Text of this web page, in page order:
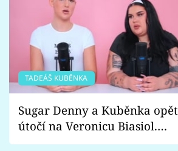
TADEÁŠ KUBĚNKA
Sugar Denny a Kuběnka opět
útočí na Veronicu Biasiol.
Proč je podle nich falešná a